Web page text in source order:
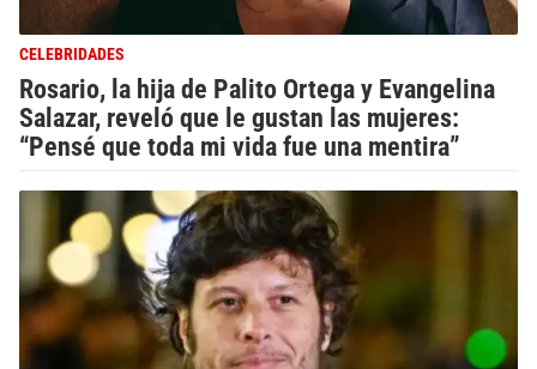
CELEBRIDADES
Rosario, la hija de Palito Ortega y Evangelina
Salazar, reveló que le gustan las mujeres:
“Pensé que toda mi vida fue una mentira”